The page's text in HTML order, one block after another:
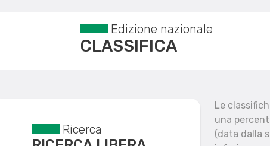
Edizione nazionale
CLASSIFICA
Reset filtri
Ricerca
Le
una
(data dalla